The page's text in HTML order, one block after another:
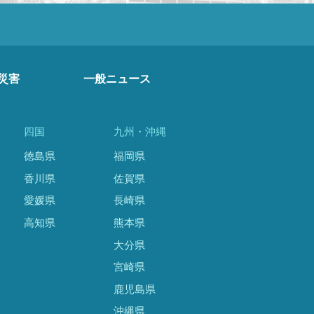
害 一般ニュース
四国
徳島県
香川県
愛媛県
高知県
九州・沖縄
福岡県
佐賀県
長崎県
熊本県
大分県
宮崎県
鹿児島県
沖縄県